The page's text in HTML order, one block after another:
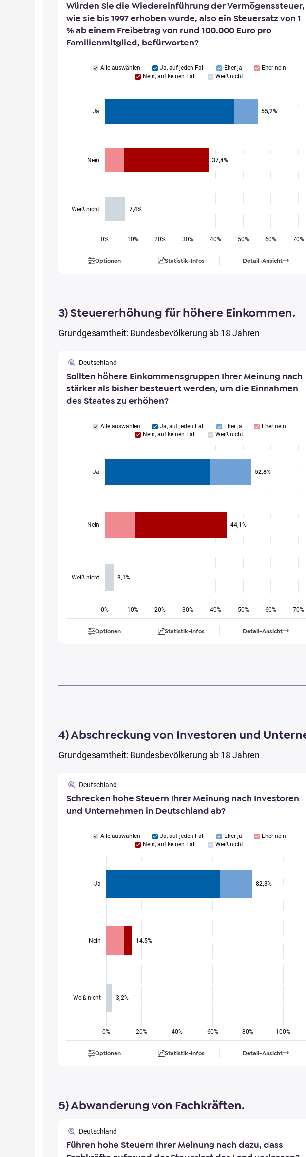
Würden Sie die Wiedereinführung der Vermögenssteuer,
wie sie bis 1997 erhoben wurde, also ein Steuersatz von 1
% ab einem Freibetrag von rund 100.000 Euro pro
Familienmitglied, befürworten?
Alle auswählen Ja, auf jeden Fall Eher ja
Eher nein
Nein, auf keinen Fall
Weiß nicht
0% 10% 20% 30% 40% 50% 60% 70%
55,2%
37,4%
7,4%
Ja
Nein
Weiß nicht
Optionen Statistik-Infos Detail-Ansicht
3) Steuererhöhung für höhere Einkommen.
Grundgesamtheit: Bundesbevölkerung ab 18 Jahren
Deutschland
Sollten höhere Einkommensgruppen Ihrer Meinung nach
stärker als bisher besteuert werden, um die Einnahmen
des Staates zu erhöhen?
Alle auswählen Ja, auf jeden Fall Eher ja
Eher nein
Nein, auf keinen Fall
Weiß nicht
0% 10% 20% 30% 40% 50% 60% 70%
52,8%
44,1%
3,1%
Ja
Nein
Weiß nicht
Optionen Statistik-Infos Detail-Ansicht
4) Abschreckung von Investoren und
Grundgesamtheit: Bundesbevölkerung ab 18 Jahren
Deutschland
Schrecken hohe Steuern Ihrer Meinung nach Investoren
und Unternehmen in Deutschland ab?
Alle auswählen Ja, auf jeden Fall Eher ja
Eher nein
Nein, auf keinen Fall
Weiß nicht
0% 20% 40% 60% 80% 100%
82,3%
14,5%
3,2%
Ja
Nein
Weiß nicht
Optionen Statistik-Infos Detail-Ansicht
5) Abwanderung von Fachkräften.
Deutschland
Führen hohe Steuern Ihrer Meinung nach dazu, dass